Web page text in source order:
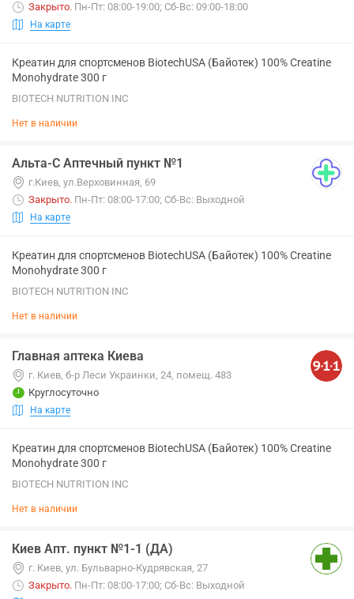
Закрыто. Пн-Пт: 08:00-19:00; Сб-Вс: 09:00-18:00
На карте
Креатин для спортсменов BiotechUSA (Байотек) 100% Creatine
Monohydrate 300 г
BIOTECH NUTRITION INC
Нет в наличии
Альта-С Аптечный пункт №1
г.Киев, ул.Верховинная, 69
Закрыто. Пн-Пт: 08:00-17:00; Сб-Вс: Выходной
На карте
Креатин для спортсменов BiotechUSA (Байотек) 100% Creatine
Monohydrate 300 г
BIOTECH NUTRITION INC
Нет в наличии
Главная аптека Киева
г. Киев, б-р Леси Украинки, 24, помещ. 483
Круглосуточно
На карте
Креатин для спортсменов BiotechUSA (Байотек) 100% Creatine
Monohydrate 300 г
BIOTECH NUTRITION INC
Нет в наличии
Киев Апт. пункт №1-1 (ДА)
г. Киев, ул. Бульварно-Кудрявская, 27
Закрыто. Пн-Пт: 08:00-17:00; Сб-Вс: Выходной